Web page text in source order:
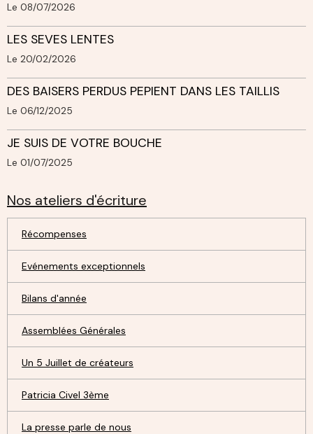
Le 08/07/2026
LES SEVES LENTES
Le 20/02/2026
DES BAISERS PERDUS PEPIENT DANS LES TAILLIS
Le 06/12/2025
JE SUIS DE VOTRE BOUCHE
Le 01/07/2025
Nos ateliers d'écriture
Récompenses
Evénements exceptionnels
Bilans d'année
Assemblées Générales
Un 5 Juillet de créateurs
Patricia Civel 3ème
La presse parle de nous